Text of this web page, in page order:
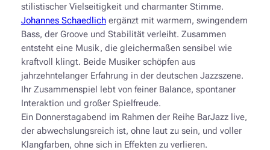
stilistischer Vielseitigkeit und charmanter Stimme.
Johannes Schaedlichergänzt mit warmem, swingendem
Bass, der Groove und Stabilität verleiht. Zusammen
entsteht eine Musik, die gleichermaßen sensibel wie
kraftvoll klingt. Beide Musiker schöpfen aus
jahrzehntelanger Erfahrung in der deutschen Jazzszene.
Ihr Zusammenspiel lebt von feiner Balance, spontaner
Interaktion und großer Spielfreude.
Ein Donnerstagabend im Rahmen der Reihe BarJazz live,
der abwechslungsreich ist, ohne laut zu sein, und voller
Klangfarben, ohne sich in Effekten zu verlieren.